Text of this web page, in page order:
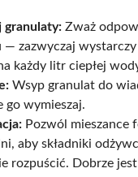
granulaty: Zważ
— zazwyczaj
każdy litr ciepłej
Wsyp granulat do
go wymieszaj.
Pozwól mieszance
aby składniki
rozpuścić. Dobrze